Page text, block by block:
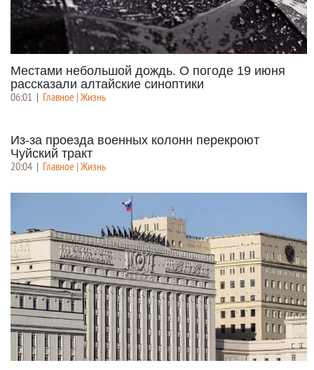
Местами небольшой дождь. О погоде 19 июня
рассказали алтайские синоптики
06:01 Главное | Жизнь
Из-за проезда военных колонн перекроют
Чуйский тракт
20:04 Главное | Жизнь